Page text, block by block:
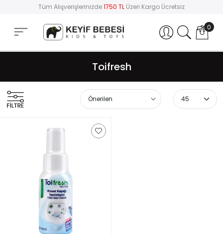
Tüm Alışverişlerinizde1750 TL Üzeri Kargo Ücretsiz
Hesabım 0
Toifresh